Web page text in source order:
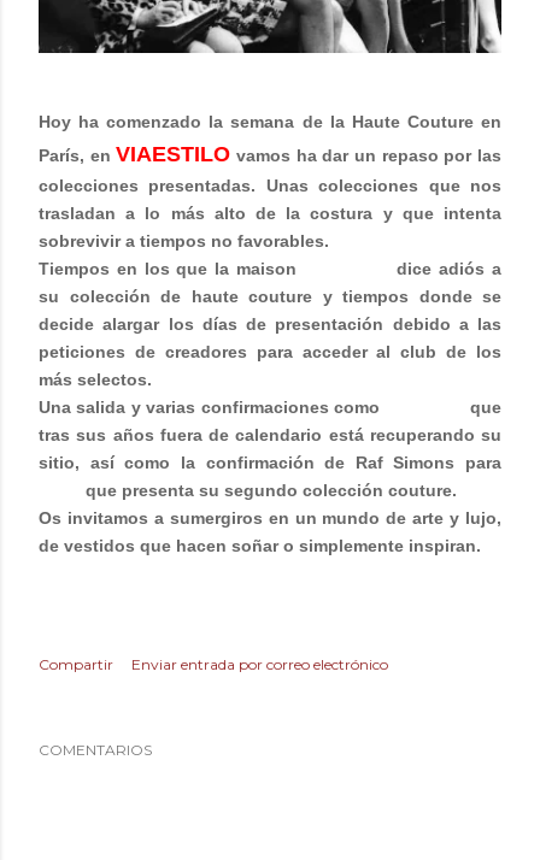
Hoy ha comenzado la semana de la Haute Couture en
París, enVIAESTILO vamos ha dar un repaso por las
colecciones presentadas. Unas colecciones que nos
trasladan a lo más alto de la costura y que intenta
sobrevivir a tiempos no favorables.
Tiempos en los que la maison
dice adiós a
su colección de haute couture y tiempos donde se
decide alargar los días de presentación debido a las
peticiones de creadores para acceder al club de los
más selectos.
Una salida y varias confirmaciones como
que
tras sus años fuera de calendario está recuperando su
sitio, así como la confirmación de Raf Simons para
que presenta su segundo colección couture.
Os invitamos a sumergiros en un mundo de arte y lujo,
de vestidos que hacen soñar o simplemente inspiran.
Compartir Enviar entrada por correo electrónico
COMENTARIOS